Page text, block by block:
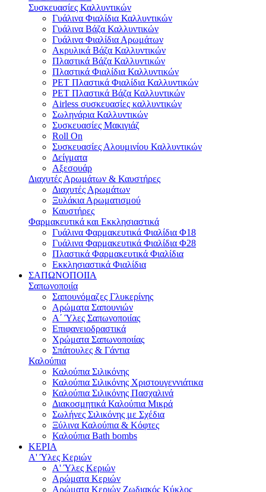
Συσκευασίες Καλλυντικών
Γυάλινα Φιαλίδια Καλλυντικών
Γυάλινα Bάζα Καλλυντικών
Γυάλινα Φιαλίδια Αρωμάτων
Ακρυλικά Βάζα Καλλυντικών
Πλαστικά Βάζα Καλλυντικών
Πλαστικά Φιαλίδια Καλλυντικών
PET Πλαστικά Φιαλίδια Καλλυντικών
PET Πλαστικά Βάζα Καλλυντικών
Airless συσκευασίες καλλυντικών
Σωληνάρια Καλλυντικών
Συσκευασίες Μακιγιάζ
Roll On
Συσκευασίες Αλουμινίου Καλλυντικών
Δείγματα
Αξεσουάρ
Διαχυτές Αρωμάτων & Καυστήρες
Διαχυτές Αρωμάτων
Ξυλάκια Αρωματισμού
Καυστήρες
Φαρμακευτικά και Εκκλησιαστικά
Γυάλινα Φαρμακευτικά Φιαλίδια Φ18
Γυάλινα Φαρμακευτικά Φιαλίδια Φ28
Πλαστικά Φαρμακευτικά Φιαλίδια
Εκκλησιαστικά Φιαλίδια
ΣΑΠΩΝΟΠΟΙΙΑ
Σαπωνοποιία
Σαπουνόμαζες Γλυκερίνης
Αρώματα Σαπουνιών
Α΄ Ύλες Σαπωνοποιίας
Επιφανειοδραστικά
Χρώματα Σαπωνοποιίας
Σπάτουλες & Γάντια
Καλούπια
Καλούπια Σιλικόνης
Καλούπια Σιλικόνης Χριστουγεννιάτικα
Καλούπια Σιλικόνης Πασχαλινά
Διακοσμητικά Καλούπια Μικρά
Σωλήνες Σιλικόνης με Σχέδια
Ξύλινα Καλούπια & Κόφτες
Καλούπια Bath bombs
ΚΕΡΙΑ
Α' Ύλες Κεριών
Α' Ύλες Κεριών
Αρώματα Κεριών
Αρώματα Κεριών Ζωδιακός Κύκλος